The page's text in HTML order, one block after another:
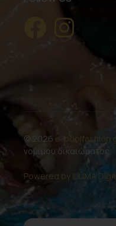
© 2026 e-
νομίμου δικαιώματος.
Powered by ILUMA